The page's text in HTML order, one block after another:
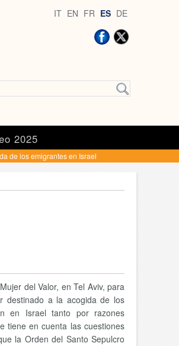
IT EN FR ES DE
2025
de los emigrantes en Israel
del Valor, en Tel Aviv, para
destinado a la acogida de los
en Israel tanto por razones
tiene en cuenta las cuestiones
la Orden del Santo Sepulcro